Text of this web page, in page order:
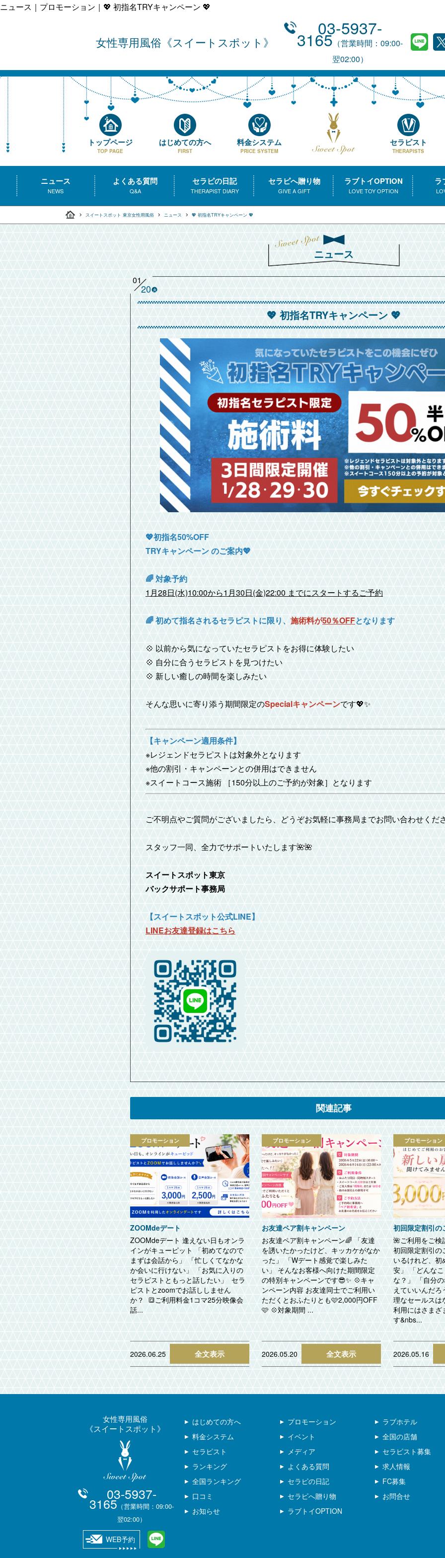
ニュース｜プロモーション｜💖 初指名TRYキャンペーン 💖
女性専用風俗 スイートスポット
03-5937-
3165 （営業時間：09:00-
翌02:00）
トップページ
TOP PAGE
はじめての方へ
FIRST
料金システム
PRICE SYSTEM
セラピスト
THERAPISTS
ニュース
NEWS
よくある質問
Q&A
セラピの日記
THERAPIST DIARY
セラピへ贈り物
GIVE A GIFT
ラブトイOPTION
LOVE TOY OPTION
ラ
スイートスポット 東京女性用風俗 ニュース 💖 初指名TRYキャンペーン 💖
ニュース
01
20 火
💖 初指名TRYキャンペーン 💖
💖初指名50%OFF
TRYキャンペーン のご案内💖
🌈 対象予約
1月28日(水)10:00から1月30日(金)22:00 までにスタートするご予約
🌈 初めて指名されるセラピストに限り、施術料が50％OFFとなります
💠 以前から気になっていたセラピストをお得に体験したい
💠 自分に合うセラピストを見つけたい
💠 新しい癒しの時間を楽しみたい
そんな思いに寄り添う期間限定のSpecialキャンペーンです💖✨
【キャンペーン適用条件】
※レジェンドセラピストは対象外となります
※他の割引・キャンペーンとの併用はできません
※スイートコース施術 ［150分以上のご予約が対象］となります
ご不明点やご質問がございましたら、どうぞお気軽に事務局までお問い合わせくだ
スタッフ一同、全力でサポートいたします🌺🌺
スイートスポット東京
バックサポート事務局
【スイートスポット公式LINE】
LINEお友達登録はこちら
関連記事
ZOOMdeデート
ZOOMdeデート 逢えない日もオンラ
インがキューピット 「初めてなので
まずは会話から」 「忙しくてなかな
か会いに行けない」 「お気に入りの
セラピストともっと話したい」 セラ
ピストとzoomでお話ししません
か？ 🔳ご利用料金1コマ25分映像会
話...
2026.06.25 全文表示
プロモーション
お友達ペア割キャンペーン
お友達ペア割キャンペーン🌈 「友達
を誘いたかったけど、キッカケがなか
った」 「Wデート感覚で楽しみた
い」 そんなお客様へ向けた期間限定
の特別キャンペーンです😎✨ 💠キャ
ンペーン内容 お友達同士でご利用い
ただくとおふたりとも🩷2,000円OFF
🩷 💠対象期間 ...
2026.05.20 全文表示
プロモーション
初回限定割引の
🌺ご利用をご検
初回限定割引の
いるけれど、初
安」 「どんな
な？」 「自分
えていいんだ
理なセールスは
利用にはさまざ
す&nbs...
2026.05.16
プロモーション
女性専用風俗
スイートスポット
03-5937-
3165 （営業時間：09:00-
翌02:00）
WEB予約
はじめての方へ プロモーション
ラブホテル
料金システム
イベント
全国の店舗
セラピスト
メディア
セラピスト募集
ランキング
よくある質問
求人情報
全国ランキング
セラピの日記
FC募集
口コミ
セラピへ贈り物
お問合せ
お知らせ
ラブトイOPTION